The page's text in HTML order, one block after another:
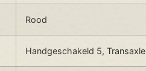
Rood
Handgeschakeld 5, Transaxle